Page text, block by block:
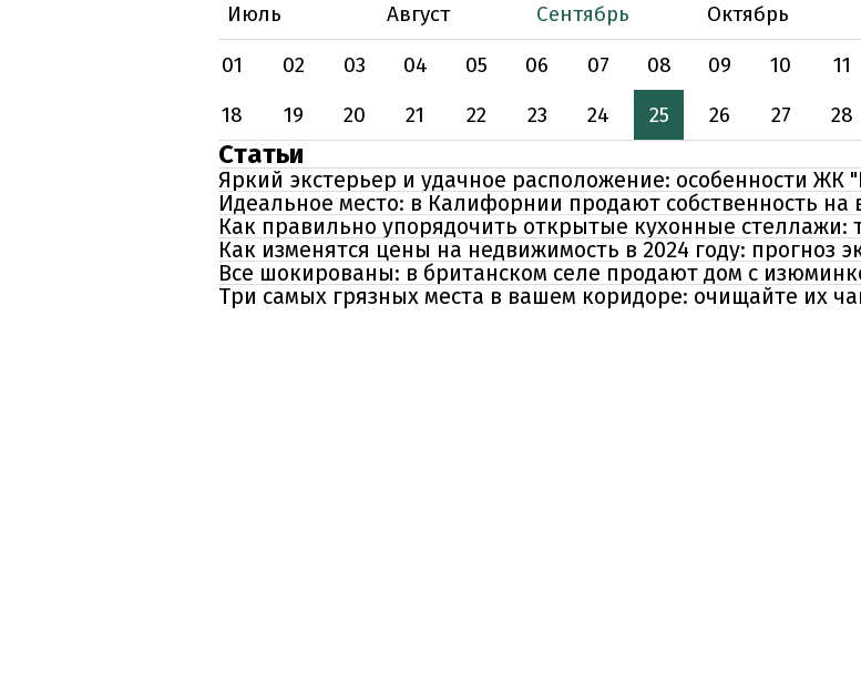
Июль
Август Сентябрь Октябрь
01
02 03 04 05 06 07 08 09 10 11
18
19 20 21 22 23 24 25 26 27 28
Статьи
Яркий экстерьер и удачное расположение: особенности ЖК
Идеальное место: в Калифорнии продают собственность
Как правильно упорядочить открытые кухонные стеллажи:
Как изменятся цены на недвижимость в 2024 году: прогноз
Все шокированы: в британском селе продают дом с
Три самых грязных места в вашем коридоре: очищайте их